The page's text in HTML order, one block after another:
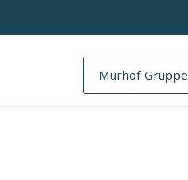
Murhof Gruppe